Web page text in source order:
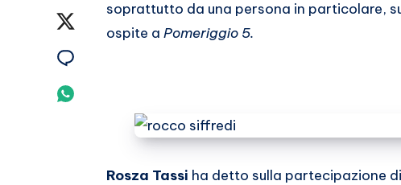
Condividi
soprattutto da una persona in particolare,
ospite a Pomeriggio 5.
Rosza Tassi ha detto sulla partecipazione di